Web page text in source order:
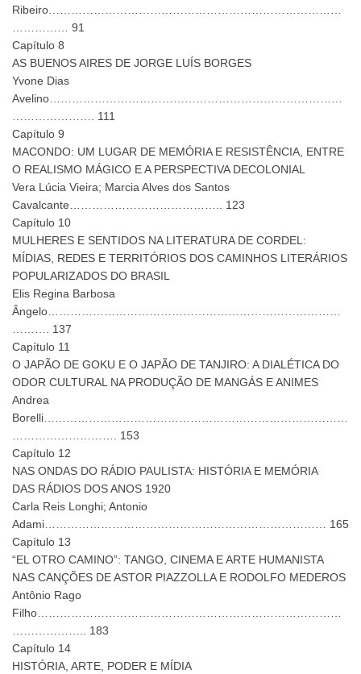
Ribeiro……………………………………………………………………
…………… 91
Capítulo 8
AS BUENOS AIRES DE JORGE LUÍS BORGES
Yvone Dias
Avelino……………………………………………………………………
…………………. 111
Capítulo 9
MACONDO: UM LUGAR DE MEMÓRIA E RESISTÊNCIA, ENTRE
O REALISMO MÁGICO E A PERSPECTIVA DECOLONIAL
Vera Lúcia Vieira; Marcia Alves dos Santos
Cavalcante………………………………….. 123
Capítulo 10
MULHERES E SENTIDOS NA LITERATURA DE CORDEL:
MÍDIAS, REDES E TERRITÓRIOS DOS CAMINHOS LITERÁRIOS
POPULARIZADOS DO BRASIL
Elis Regina Barbosa
Ângelo……………………………………………………………………
………. 137
Capítulo 11
O JAPÃO DE GOKU E O JAPÃO DE TANJIRO: A DIALÉTICA DO
ODOR CULTURAL NA PRODUÇÃO DE MANGÁS E ANIMES
Andrea
Borelli………………………………………………………………………
………………………. 153
Capítulo 12
NAS ONDAS DO RÁDIO PAULISTA: HISTÓRIA E MEMÓRIA
DAS RÁDIOS DOS ANOS 1920
Carla Reis Longhi; Antonio
Adami………………………………………………………………… 165
Capítulo 13
“EL OTRO CAMINO”: TANGO, CINEMA E ARTE HUMANISTA
NAS CANÇÕES DE ASTOR PIAZZOLLA E RODOLFO MEDEROS
Antônio Rago
Filho………………………………………………………………………
……………….. 183
Capítulo 14
HISTÓRIA, ARTE, PODER E MÍDIA